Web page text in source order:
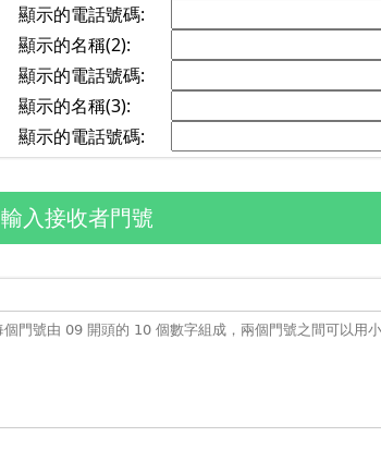
顯示的電話號碼:
顯示的名稱(2):
顯示的電話號碼:
顯示的名稱(3):
顯示的電話號碼:
輸入接收者門號